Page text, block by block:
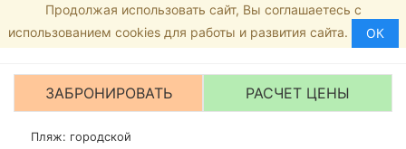
8 (800) 555-35-46 МЕНЮ
Рейтинг:0/5 -0голосов
Главная страница
Гостиницы
ЗАБРОНИРОВАТЬ РАСЧЕТ ЦЕНЫ
Пляж: городской
Продолжая использовать сайт, Вы соглашаетесь с
использованием cookies для работы и развития сайта.
ОК